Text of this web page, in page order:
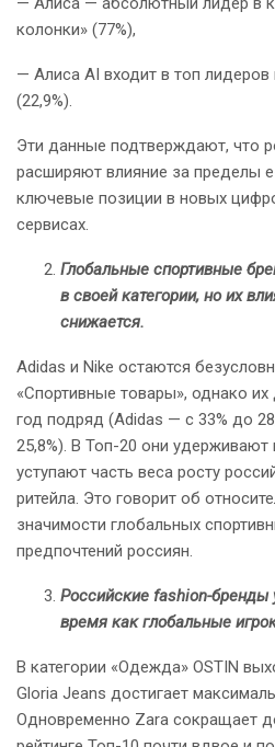
колонки» (77%),
— Алиса AI входит в топ лидеров
(22,9%).
Эти данные подтверждают, что
расширяют влияние за пределы
ключевые позиции в новых
сервисах.
Глобальные спортивные
в своей категории, но их
снижается.
Adidas и Nike остаются
«Спортивные товары», однако
год подряд (Adidas — с 33% до
25,8%). В Топ-20 они
уступают часть веса росту
ритейла. Это говорит об
значимости глобальных
предпочтений россиян.
Российские fashion-бренды
время как глобальные
В категории «Одежда» OSTIN
Gloria Jeans достигает
Одновременно Zara сокращает